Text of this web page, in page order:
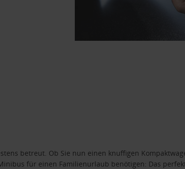
betreut. Ob Sie nun einen knuffigen
für einen Familienurlaub benötigen: Das